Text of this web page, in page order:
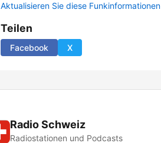
Aktualisieren Sie diese Funkinformationen
Teilen
Facebook X
Radio Schweiz
Radiostationen und Podcasts